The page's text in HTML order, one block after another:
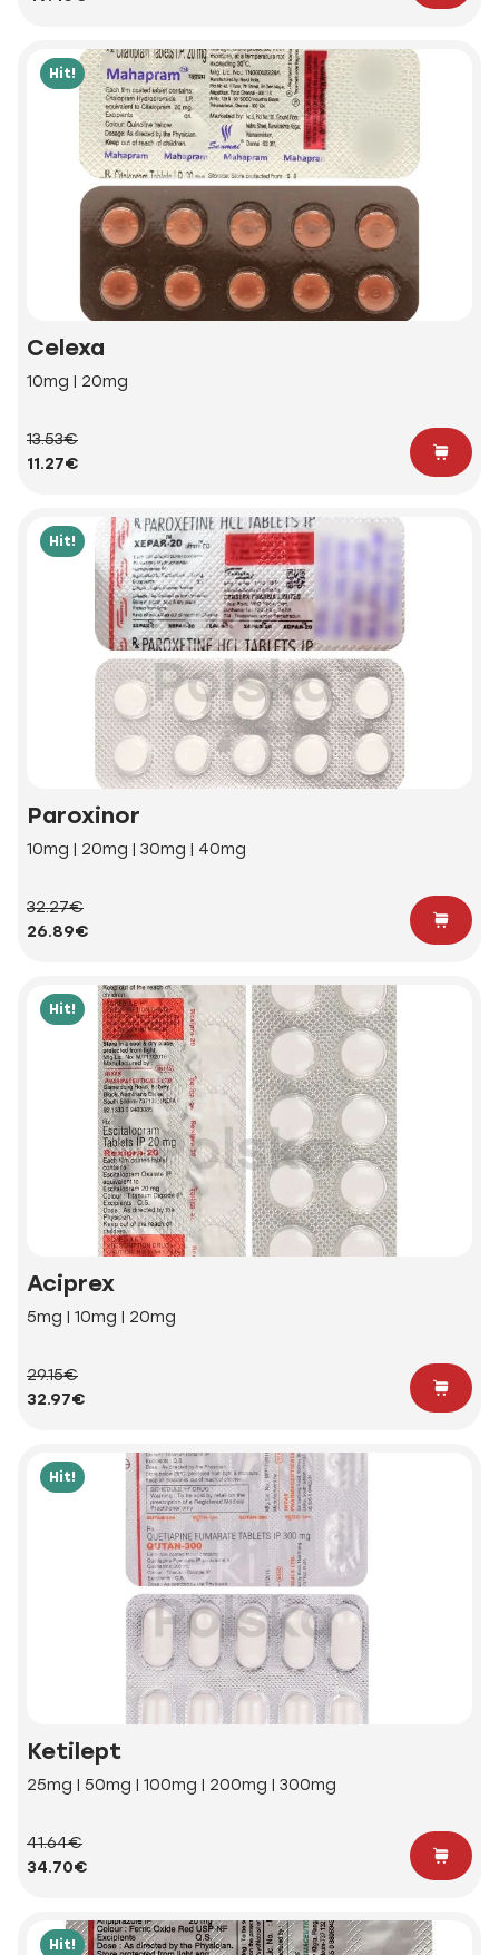
Hit!
Celexa
10mg | 20mg
13.53€
11.27€
Hit!
Paroxinor
10mg | 20mg | 30mg | 40mg
32.27€
26.89€
Hit!
Aciprex
5mg | 10mg | 20mg
29.15€
32.97€
Hit!
Ketilept
25mg | 50mg | 100mg | 200mg | 300mg
41.64€
34.70€
Hit!